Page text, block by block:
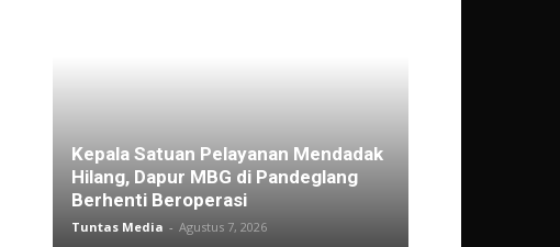
Kepala Satuan Pelayanan Mendadak
Hilang, Dapur MBG di Pandeglang
Berhenti Beroperasi
Tuntas Media - Agustus 7, 2026